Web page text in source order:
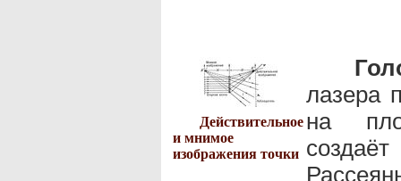
Действительное
и мнимое
изображения точки
лазера
на